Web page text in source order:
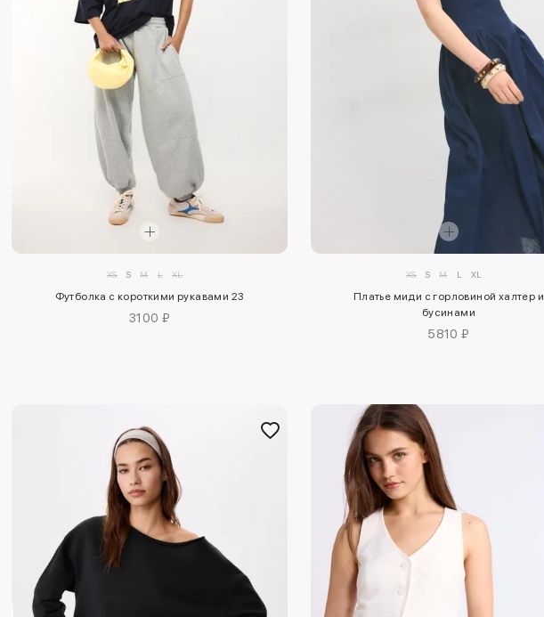
XS S M L XL
Футболка с короткими рукавами 23
3100 ₽
XS S M L XL
Платье миди с горловиной халтер и
бусинами
5810 ₽